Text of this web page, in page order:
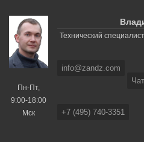
Пн-Пт,
9:00-18:00
Мск
Технический
info@zandz.com
+7 (495) 740-3351